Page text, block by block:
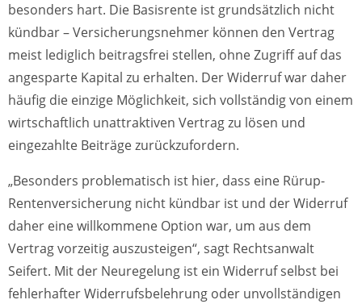
besonders hart. Die Basisrente ist grundsätzlich nicht
kündbar – Versicherungsnehmer können den Vertrag
meist lediglich beitragsfrei stellen, ohne Zugriff auf das
angesparte Kapital zu erhalten. Der Widerruf war daher
häufig die einzige Möglichkeit, sich vollständig von einem
wirtschaftlich unattraktiven Vertrag zu lösen und
eingezahlte Beiträge zurückzufordern.
„Besonders problematisch ist hier, dass eine Rürup-
Rentenversicherung nicht kündbar ist und der Widerruf
daher eine willkommene Option war, um aus dem
Vertrag vorzeitig auszusteigen“, sagt Rechtsanwalt
Seifert. Mit der Neuregelung ist ein Widerruf selbst bei
fehlerhafter Widerrufsbelehrung oder unvollständigen